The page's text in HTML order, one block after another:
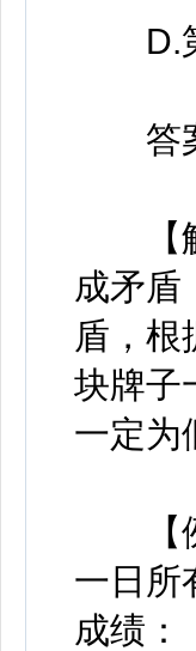
D.第
答
【解
成矛盾
盾，根
块牌子
一定为
【例
一日所
成绩：